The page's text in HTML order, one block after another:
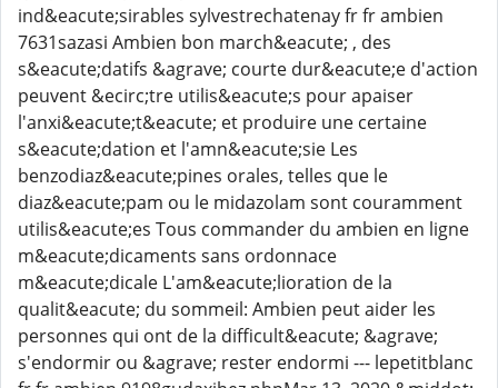
ind&eacute;sirables sylvestrechatenay fr fr ambien
7631sazasi Ambien bon march&eacute; , des
s&eacute;datifs &agrave; courte dur&eacute;e d'action
peuvent &ecirc;tre utilis&eacute;s pour apaiser
l'anxi&eacute;t&eacute; et produire une certaine
s&eacute;dation et l'amn&eacute;sie Les
benzodiaz&eacute;pines orales, telles que le
diaz&eacute;pam ou le midazolam sont couramment
utilis&eacute;es Tous commander du ambien en ligne
m&eacute;dicaments sans ordonnace
m&eacute;dicale L'am&eacute;lioration de la
qualit&eacute; du sommeil: Ambien peut aider les
personnes qui ont de la difficult&eacute; &agrave;
s'endormir ou &agrave; rester endormi --- lepetitblanc